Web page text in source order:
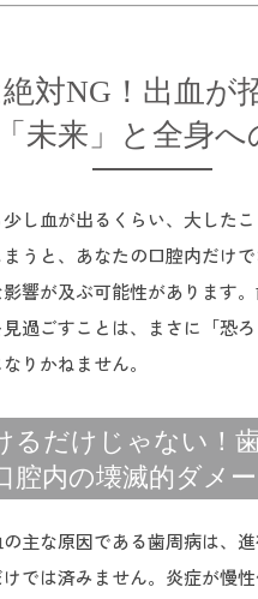
対NG！出血が
未来」と全身へ
少し血が出るくらい、大した
うと、あなたの口腔内だけ
響が及ぶ可能性があります
過ごすことは、まさに「恐
りかねません。
るだけじゃない！
腔内の壊滅的ダメ
主な原因である歯周病は、
では済みません。炎症が慢